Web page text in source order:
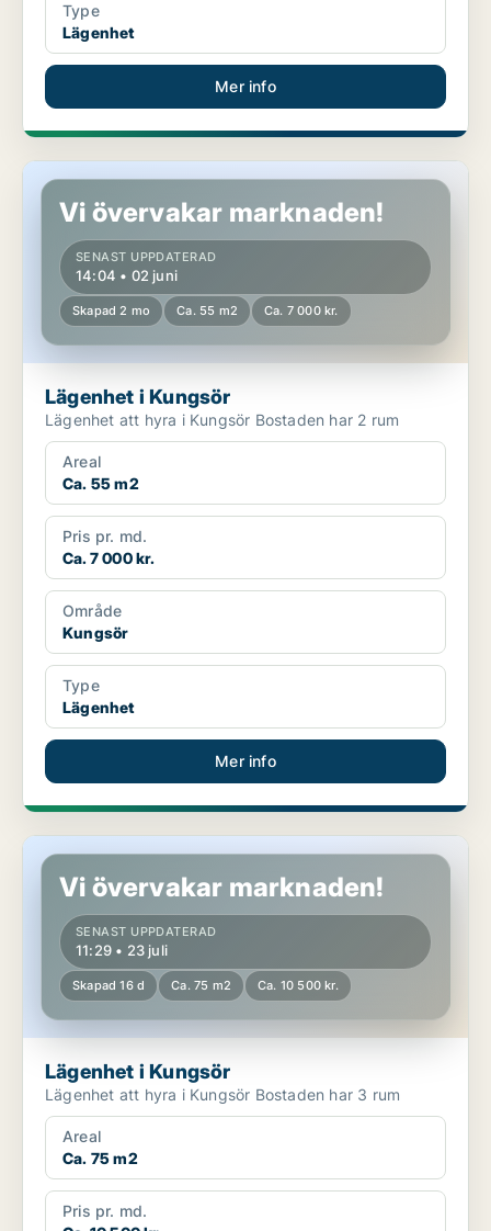
Type
Lägenhet
Mer info
Lägenhet i Kungsör
Vi övervakar marknaden!
SENAST UPPDATERAD
14:04 • 02 juni
Skapad 2 mo Ca. 55 m2 Ca. 7 000 kr.
Lägenhet i Kungsör
Lägenhet att hyra i Kungsör Bostaden har 2 rum
Areal
Ca. 55 m2
Pris pr. md.
Ca. 7 000 kr.
Område
Kungsör
Type
Lägenhet
Mer info
Lägenhet i Kungsör
Vi övervakar marknaden!
SENAST UPPDATERAD
11:29 • 23 juli
Skapad 16 d Ca. 75 m2 Ca. 10 500 kr.
Lägenhet i Kungsör
Lägenhet att hyra i Kungsör Bostaden har 3 rum
Areal
Ca. 75 m2
Pris pr. md.